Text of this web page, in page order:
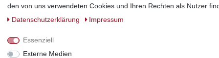
den von uns verwendeten Cookies und Ihren Rechten als Nutzer
Daten­schutz­erklärung
Impressum
Essenziell
Externe Medien